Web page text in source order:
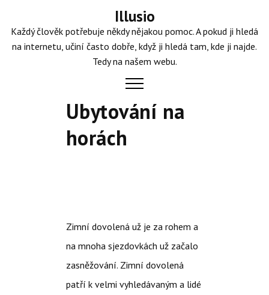
content
Illusio
Každý člověk potřebuje někdy nějakou pomoc. A pokud ji hledá
na internetu, učiní často dobře, když ji hledá tam, kde ji najde.
Tedy na našem webu.
Ubytování na
horách
Zimní dovolená už je za rohem a
na mnoha sjezdovkách už začalo
zasněžování. Zimní dovolená
patří k velmi vyhledávaným a lidé